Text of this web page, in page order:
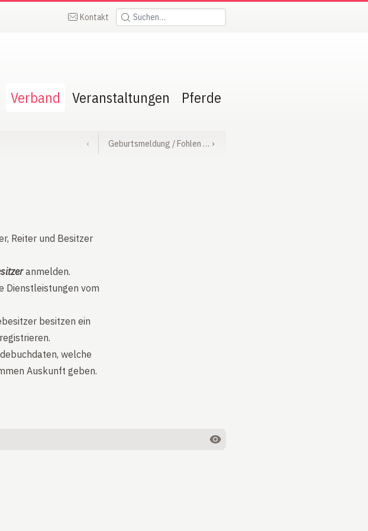
Kontakt Suchen:
Verband Veranstaltungen Pferde
‹ Geburtsmeldung / Fohlen … ›
Reiter und Besitzer
anmelden.
Dienstleistungen vom
besitzen ein
welche
Auskunft geben.